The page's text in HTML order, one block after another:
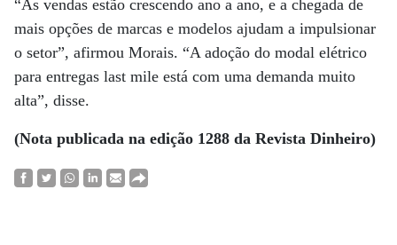
“As vendas estão crescendo ano a ano, e a chegada de
mais opções de marcas e modelos ajudam a impulsionar
o setor”, afirmou Morais. “A adoção do modal elétrico
para entregas last mile está com uma demanda muito
alta”, disse.
(Nota publicada na edição 1288 da Revista Dinheiro)